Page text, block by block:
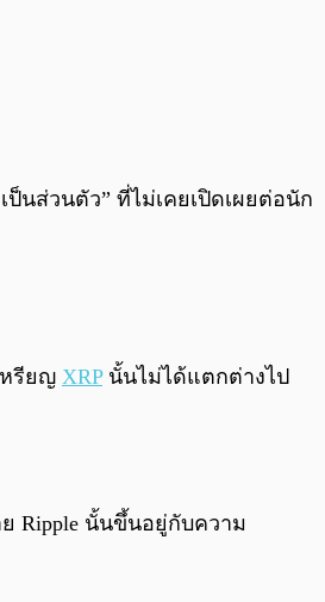
นส่วนตัว” ที่ไม่เคยเปิดเผยต่อนัก
รียญ XRPนั้นไม่ได้แตกต่างไป
Ripple นั้นขึ้นอยู่กับความ